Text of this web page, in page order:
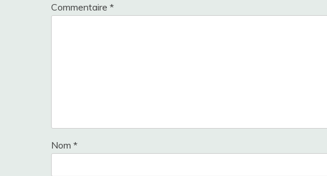
Commentaire *
Nom *